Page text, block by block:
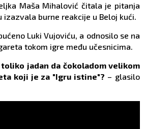
Maša Mihalović čitala je pitanja
izazvala burne reakcije u Beloj kući.
Luki Vujoviću, a odnosilo se na
tokom igre među učesnicima.
toliko jadan da čokoladom velikom
koji je za "Igru istine"? – glasilo